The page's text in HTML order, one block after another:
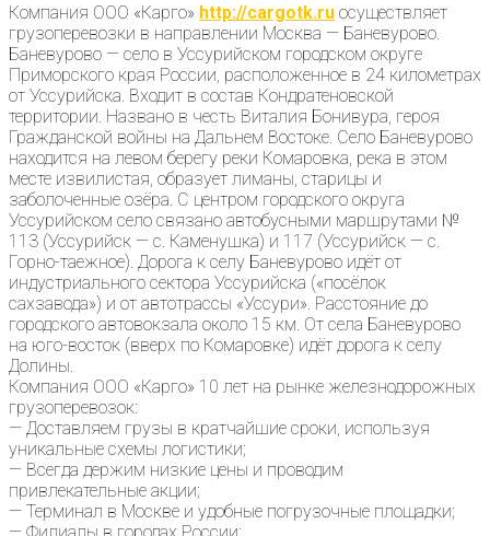
Компания ООО «Карго» http://cargotk.ru осуществляет
грузоперевозки в направлении Москва — Баневурово.
Баневурово — село в Уссурийском городском округе
Приморского края России, расположенное в 24 километрах
от Уссурийска. Входит в состав Кондратеновской
территории. Названо в честь Виталия Бонивура, героя
Гражданской войны на Дальнем Востоке. Село Баневурово
находится на левом берегу реки Комаровка, река в этом
месте извилистая, образует лиманы, старицы и
заболоченные озёра. С центром городского округа
Уссурийском село связано автобусными маршрутами №
113 (Уссурийск — с. Каменушка) и 117 (Уссурийск — с.
Горно-таежное). Дорога к селу Баневурово идёт от
индустриального сектора Уссурийска («посёлок
сахзавода») и от автотрассы «Уссури». Расстояние до
городского автовокзала около 15 км. От села Баневурово
на юго-восток (вверх по Комаровке) идёт дорога к селу
Долины.
Компания ООО «Карго» 10 лет на рынке железнодорожных
грузоперевозок:
— Доставляем грузы в кратчайшие сроки, используя
уникальные схемы логистики;
— Всегда держим низкие цены и проводим
привлекательные акции;
— Терминал в Москве и удобные погрузочные площадки;